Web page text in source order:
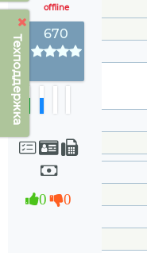
Техподдержка
offline
670
0 0